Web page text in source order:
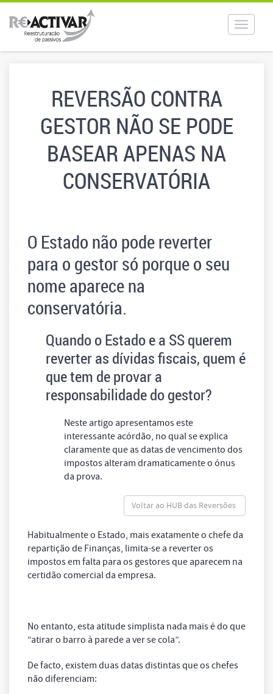
Toggle
REVERSÃO CONTRA
GESTOR NÃO SE PODE
BASEAR APENAS NA
CONSERVATÓRIA
O Estado não pode reverter
para o gestor só porque o seu
nome aparece na
conservatória.
Quando o Estado e a SS querem
reverter as dívidas fiscais, quem é
que tem de provar a
responsabilidade do gestor?
Neste artigo apresentamos este
interessante acórdão, no qual se explica
claramente que as datas de vencimento dos
impostos alteram dramaticamente o ónus
da prova.
Voltar ao HUB das Reversões
Habitualmente o Estado, mais exatamente o chefe da
repartição de Finanças, limita-se a reverter os
impostos em falta para os gestores que aparecem na
certidão comercial da empresa.
No entanto, esta atitude simplista nada mais é do que
“atirar o barro à parede a ver se cola”.
De facto, existem duas datas distintas que os chefes
não diferenciam: